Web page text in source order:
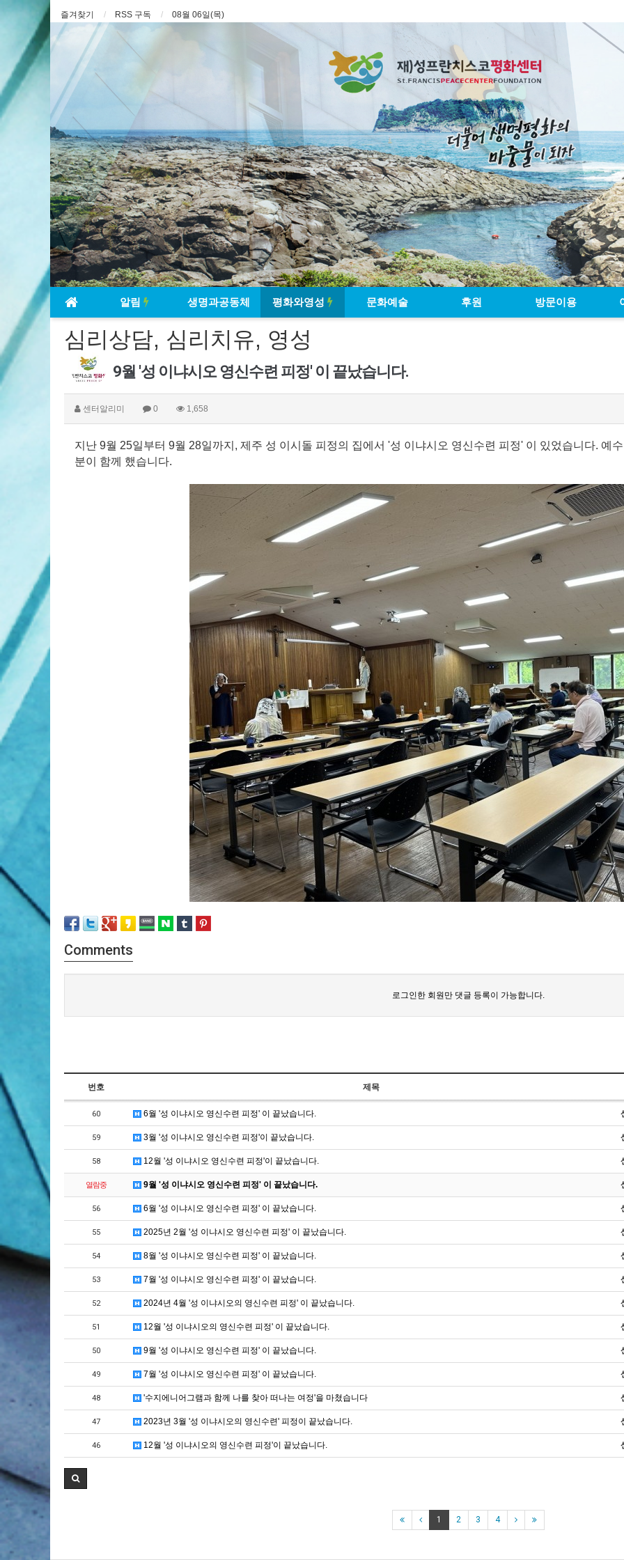
즐겨찾기 RSS 구독 08월 06일(목)
알림 생명과공동체 평화와영성 문화예술 후원 방문이용
심리상담, 심리치유, 영성
9월 '성 이냐시오 영신수련 피정' 이 끝났습니다.
센터알리미 0 1,658
지난 9월 25일부터 9월 28일까지, 제주 성 이시돌 피정의 집에서 '성 이냐시오 영신수련 피정' 이 있었습니다. 예
분이 함께 했습니다.
Comments
로그인한 회원만 댓글 등록이 가능합니다.
번호 제목
60 6월 '성 이냐시오 영신수련 피정' 이 끝났습니다.
59 3월 '성 이냐시오 영신수련 피정'이 끝났습니다.
58 12월 '성 이냐시오 영신수련 피정'이 끝났습니다.
열람중 9월 '성 이냐시오 영신수련 피정' 이 끝났습니다.
56 6월 '성 이냐시오 영신수련 피정' 이 끝났습니다.
55 2025년 2월 '성 이냐시오 영신수련 피정' 이 끝났습니다.
54 8월 '성 이냐시오 영신수련 피정' 이 끝났습니다.
53 7월 '성 이냐시오 영신수련 피정' 이 끝났습니다.
52 2024년 4월 '성 이냐시오의 영신수련 피정' 이 끝났습니다.
51 12월 '성 이냐시오의 영신수련 피정' 이 끝났습니다.
50 9월 '성 이냐시오 영신수련 피정' 이 끝났습니다.
49 7월 '성 이냐시오 영신수련 피정' 이 끝났습니다.
48 '수지에니어그램과 함께 나를 찾아 떠나는 여정'을 마쳤습니다
47 2023년 3월 '성 이냐시오의 영신수련' 피정이 끝났습니다.
46 12월 '성 이냐시오의 영신수련 피정'이 끝났습니다.
1 2 3 4